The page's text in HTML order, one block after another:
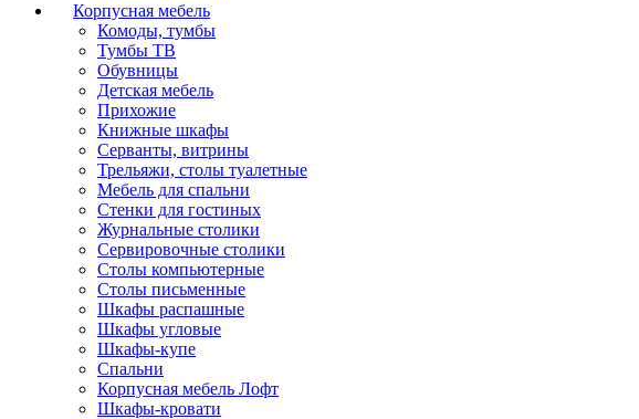
Корпусная мебель
Комоды, тумбы
Тумбы ТВ
Обувницы
Детская мебель
Прихожие
Книжные шкафы
Серванты, витрины
Трельяжи, столы туалетные
Мебель для спальни
Стенки для гостиных
Журнальные столики
Сервировочные столики
Столы компьютерные
Столы письменные
Шкафы распашные
Шкафы угловые
Шкафы-купе
Спальни
Корпусная мебель Лофт
Шкафы-кровати